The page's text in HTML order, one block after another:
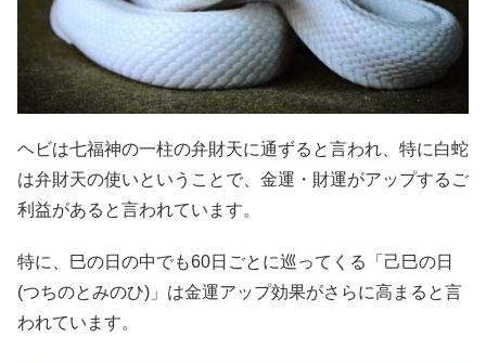
ヘビは七福神の一柱の弁財天に通ずると言われ、特に白蛇
は弁財天の使いということで、金運・財運がアップするご
利益があると言われています。
特に、巳の日の中でも60日ごとに巡ってくる「己巳の日
(つちのとみのひ)」は金運アップ効果がさらに高まると言
われています。